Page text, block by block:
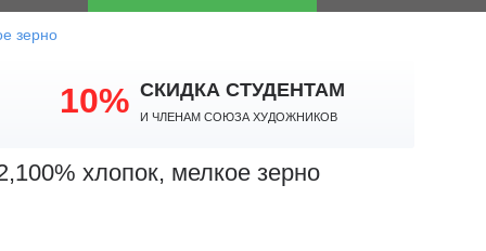
зерно
10% СКИДКА СТУДЕНТАМ
И членам Союза Художников
хлопок, мелкое зерно